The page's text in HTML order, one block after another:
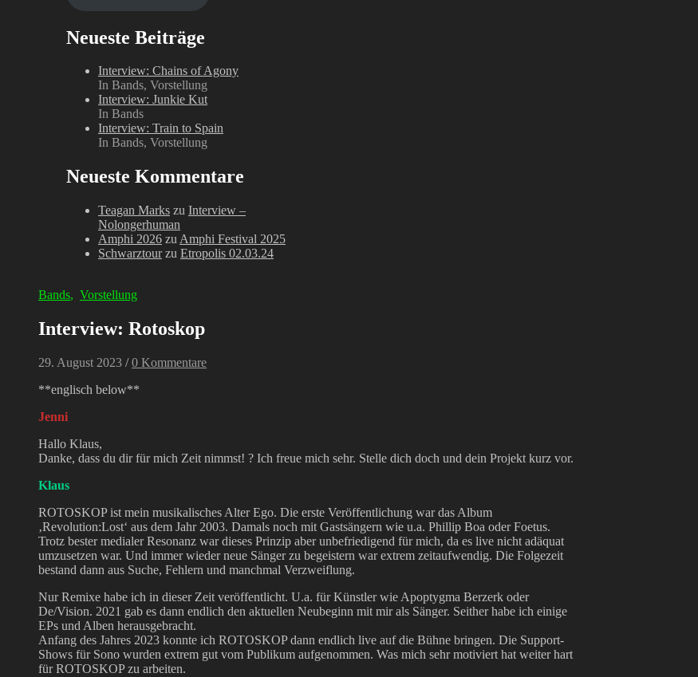
Neueste Beiträge
Interview: Chains of Agony
In Bands, Vorstellung
Interview: Junkie Kut
In Bands
Interview: Train to Spain
In Bands, Vorstellung
Neueste Kommentare
Teagan Marks zu Interview –
Nolongerhuman
Amphi 2026 zu Amphi Festival 2025
Schwarztourzu Etropolis 02.03.24
Bands, Vorstellung
Interview: Rotoskop
29. August 2023 / 0 Kommentare
**englisch below**
Jenni
Hallo Klaus,
Danke, dass du dir für mich Zeit nimmst! ? Ich freue mich sehr. Stelle dich doch und dein Projekt kurz vor.
Klaus
ROTOSKOP ist mein musikalisches Alter Ego. Die erste Veröffentlichung war das Album
‚Revolution:Lost‘ aus dem Jahr 2003. Damals noch mit Gastsängern wie u.a. Phillip Boa oder Foetus.
Trotz bester medialer Resonanz war dieses Prinzip aber unbefriedigend für mich, da es live nicht adäquat
umzusetzen war. Und immer wieder neue Sänger zu begeistern war extrem zeitaufwendig. Die Folgezeit
bestand dann aus Suche, Fehlern und manchmal Verzweiflung.
Nur Remixe habe ich in dieser Zeit veröffentlicht. U.a. für Künstler wie Apoptygma Berzerk oder
De/Vision. 2021 gab es dann endlich den aktuellen Neubeginn mit mir als Sänger. Seither habe ich einige
EPs und Alben herausgebracht.
Anfang des Jahres 2023 konnte ich ROTOSKOP dann endlich live auf die Bühne bringen. Die Support-
Shows für Sono wurden extrem gut vom Publikum aufgenommen. Was mich sehr motiviert hat weiter hart
für ROTOSKOP zu arbeiten.